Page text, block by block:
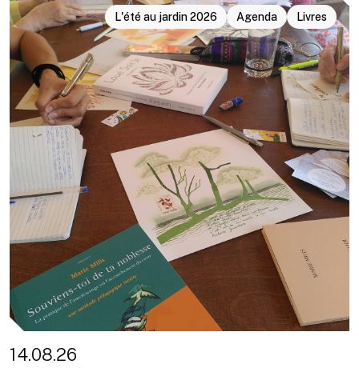
L'été au jardin 2026 Agenda Livres
14.08.26